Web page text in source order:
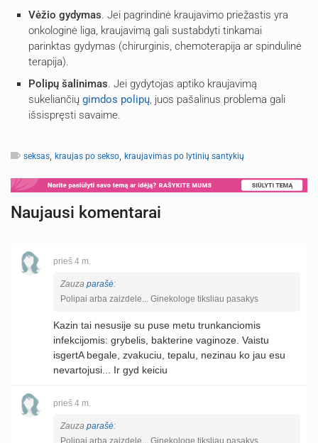
Vėžio gydymas. Jei pagrindinė kraujavimo priežastis yra
onkologinė liga, kraujavimą gali sustabdyti tinkamai
parinktas gydymas (chirurginis, chemoterapija ar spindulinė
terapija).
Polipų šalinimas. Jei gydytojas aptiko kraujavimą
sukeliančių gimdos polipų, juos pašalinus problema gali
išsispręsti savaime.
seksas kraujas po sekso kraujavimas po lytinių santykių
Naujausi komentarai
prieš 4 m.
Zauza parašė:
Polipai arba zaizdele... Ginekologe tiksliau pasakys
Kazin tai nesusije su puse metu trunkanciomis
infekcijomis: grybelis, bakterine vaginoze. Vaistu
isgertA begale, zvakuciu, tepalu, nezinau ko jau esu
nevartojusi... Ir gyd keiciu
prieš 4 m.
Zauza parašė: